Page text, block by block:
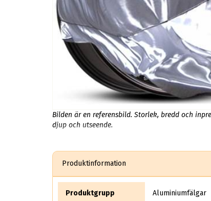
Bilden är en referensbild. Storlek, bredd och
djup och utseende.
Produktinformation
Produktgrupp Aluminiumfälgar